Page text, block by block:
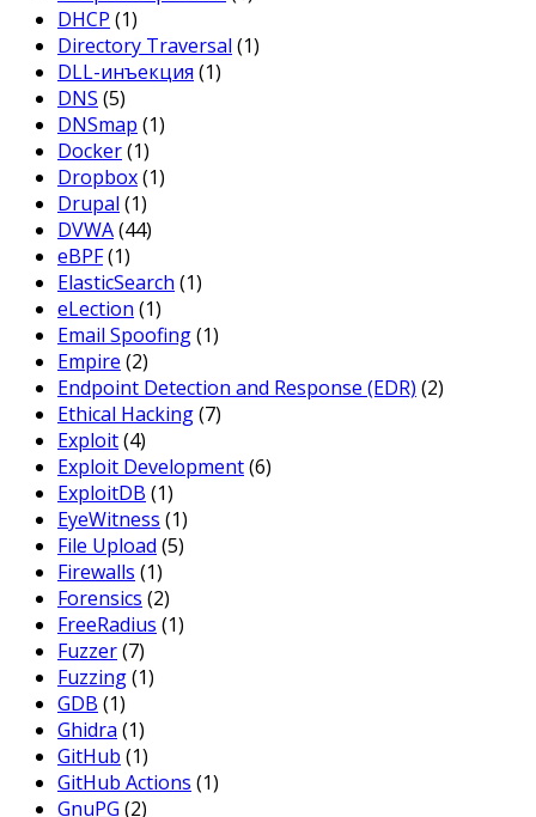
DHCP (1)
Directory Traversal (1)
DLL-инъекция (1)
DNS (5)
DNSmap (1)
Docker(1)
Dropbox(1)
Drupal (1)
DVWA(44)
eBPF(1)
ElasticSearch (1)
eLection (1)
Email Spoofing(1)
Empire (2)
Endpoint Detection and Response (EDR) (2)
Ethical Hacking(7)
Exploit(4)
Exploit Development(6)
ExploitDB (1)
EyeWitness (1)
File Upload (5)
Firewalls (1)
Forensics (2)
FreeRadius (1)
Fuzzer(7)
Fuzzing(1)
GDB (1)
Ghidra (1)
GitHub (1)
GitHub Actions (1)
GnuPG (2)